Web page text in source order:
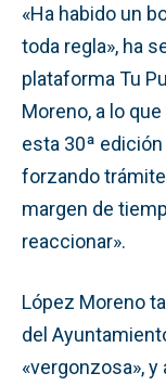
«Ha habido un
toda regla», ha
plataforma Tu
Moreno, a lo
esta 30ª
forzando
margen de
reaccionar».
López Moreno
del
«vergonzosa», y